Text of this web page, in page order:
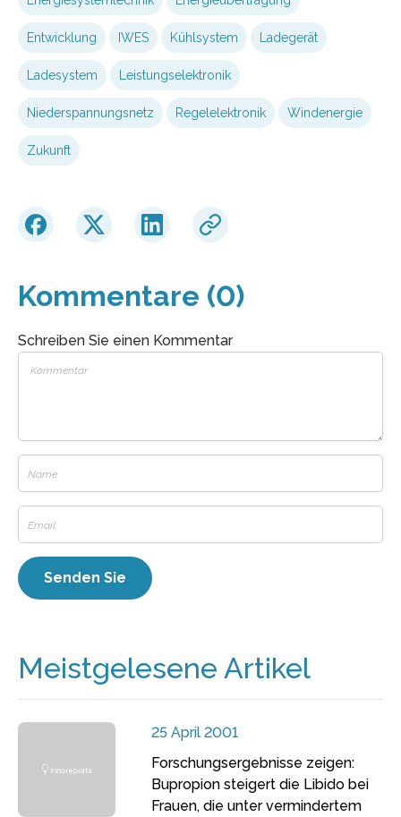
Entwicklung IWES Kühlsystem Ladegerät
Ladesystem Leistungselektronik
Niederspannungsnetz Regelelektronik Windenergie
Zukunft
Kommentare (0)
Schreiben Sie einen Kommentar
Meistgelesene Artikel
25 April 2001
Forschungsergebnisse zeigen:
Bupropion steigert die Libido bei
Frauen, die unter vermindertem